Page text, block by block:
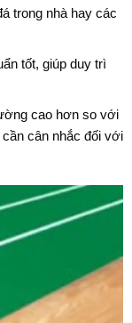
trong nhà hay các
tốt, giúp duy trì
cao hơn so với
cân nhắc đối với